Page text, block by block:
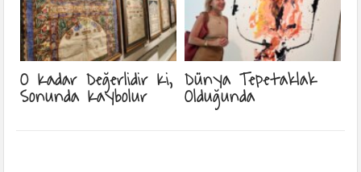
O Kadar Değerlidir Ki,
Sonunda Kaybolur
Dünya Tepetaklak
Olduğunda